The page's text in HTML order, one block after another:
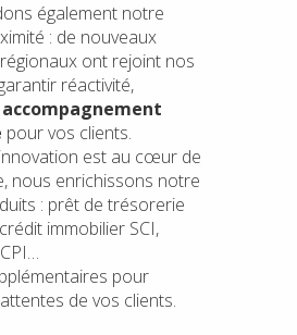
également notre
: de nouveaux
ont rejoint nos
réactivité,
pour vos clients.
est au cœur de
nous enrichissons notre
: prêt de trésorerie
immobilier SCI,
pour
de vos clients.